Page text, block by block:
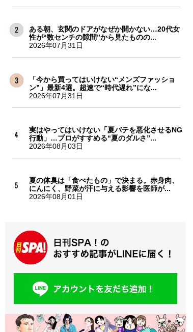
ある朝、玄関のドアがなぜか開かない…20代女
性が“数センチの隙間”から見たものの...
2026年07月31日
「今から買ってはいけない“メンズファッショ
ン”」最新4選。超速で“時代遅れ”にな...
2026年07月31日
実はやってはいけない「夏バテを悪化させるNG
行動」…プロがすすめる“夏のダルさ”...
2026年08月03日
夏の体臭は「食べたもの」で決まる。赤身肉、
にんにく、野菜が汗に与える影響を医師が...
2026年08月01日